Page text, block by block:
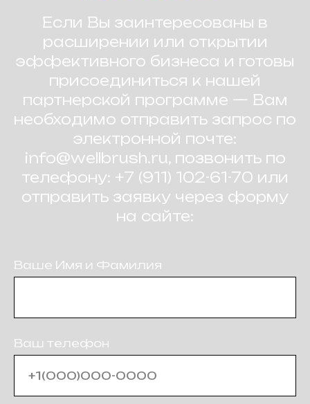
Если Вы заинтересованы в
расширении или открытии
эффективного бизнеса и готовы
присоединиться к нашей
партнерской программе — Вам
необходимо отправить запрос по
электронной почте:
info@wellbrush.ru, позвонить по
телефону: +7 (911) 102-61-70 или
отправить заявку через форму
на сайте:
Ваше Имя и Фамилия
Ваш телефон